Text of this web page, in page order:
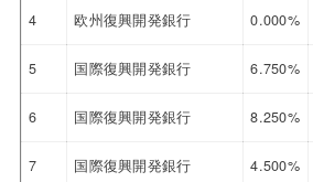
4 欧州復興開発銀行 0.000%
5 国際復興開発銀行 6.750%
6 国際復興開発銀行 8.250%
7 国際復興開発銀行 4.500%